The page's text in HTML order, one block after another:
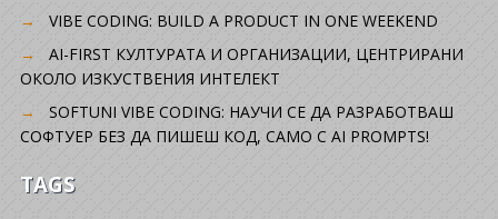
VIBE CODING: BUILD A PRODUCT IN ONE WEEKEND
AI-FIRST КУЛТУРАТА И ОРГАНИЗАЦИИ, ЦЕНТРИРАНИ
ОКОЛО ИЗКУСТВЕНИЯ ИНТЕЛЕКТ
SOFTUNI VIBE CODING: НАУЧИ СЕ ДА РАЗРАБОТВАШ
СОФТУЕР БЕЗ ДА ПИШЕШ КОД, САМО С AI PROMPTS!
TAGS